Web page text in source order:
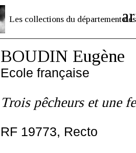
Les collections du département des
BOUDIN Eugène
Ecole française
Trois pêcheurs et une
RF 19773, Recto